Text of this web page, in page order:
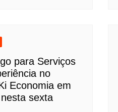
para Serviços
no
Economia em
sexta